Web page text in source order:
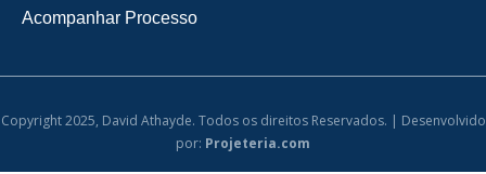
Acompanhar Processo
Copyright 2025, David Athayde. Todos os direitos Reservados. | Desenvolvido
por: Projeteria.com